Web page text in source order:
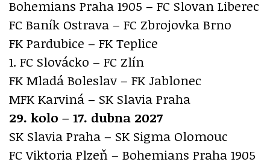
Bohemians Praha 1905 – FC Slovan Liberec
FC Baník Ostrava – FC Zbrojovka Brno
FK Pardubice – FK Teplice
1. FC Slovácko – FC Zlín
FK Mladá Boleslav – FK Jablonec
MFK Karviná – SK Slavia Praha
29. kolo – 17. dubna 2027
SK Slavia Praha – SK Sigma Olomouc
FC Viktoria Plzeň – Bohemians Praha 1905